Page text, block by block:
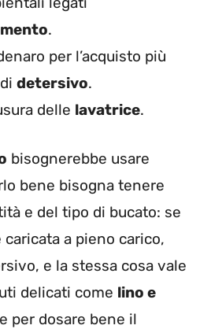
.
per l’acquisto più
detersivo.
delle lavatrice.
bisognerebbe usare
bene bisogna tenere
e del tipo di bucato: se
a pieno carico,
e la stessa cosa vale
delicati come lino e
per dosare bene il